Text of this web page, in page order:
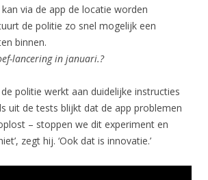
via de app de locatie worden
de politie zo snel mogelijk een
binnen.
lancering in januari.?
politie werkt aan duidelijke instructies
uit de tests blijkt dat de app problemen
– stoppen we dit experiment en
zegt hij. ‘Ook dat is innovatie.’